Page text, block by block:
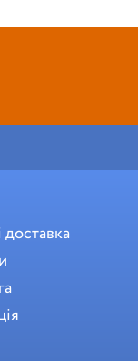
доставка